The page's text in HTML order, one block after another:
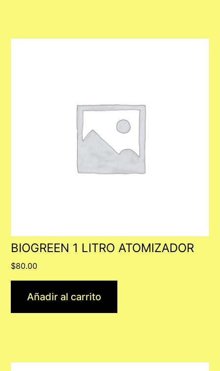
BIOGREEN 1 LITRO ATOMIZADOR
$80.00
Añadir al carrito